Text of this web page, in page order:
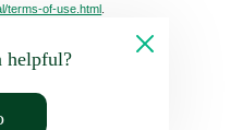
terms-of-use.html
helpful?